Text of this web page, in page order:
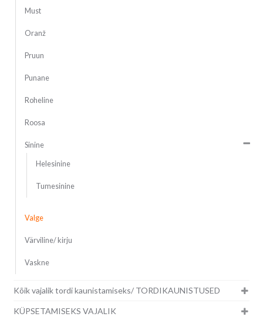
Must
Oranž
Pruun
Punane
Roheline
Roosa
Sinine
Helesinine
Tumesinine
Valge
Värviline/ kirju
Vaskne
Kõik vajalik tordi kaunistamiseks/ TORDIKAUNISTUSED
KÜPSETAMISEKS VAJALIK